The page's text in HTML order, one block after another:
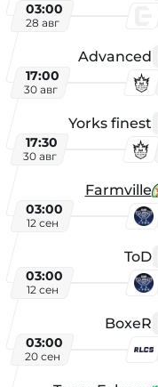
03:00
28 авг
Advanced
17:00
30 авг
Yorks finest
17:30
30 авг
Farmville
03:00
12 сен
ToD
03:00
12 сен
BoxeR
03:00
20 сен